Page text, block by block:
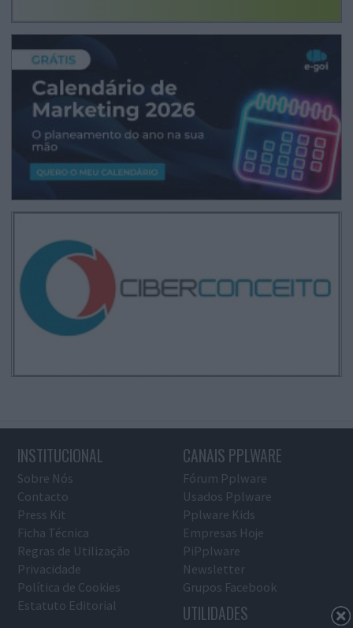
INSTITUCIONAL
Sobre Nós
Contacto
Press Kit
Ficha Técnica
Regras de Utilização
Privacidade
Política de Cookies
Estatuto Editorial
CANAIS PPLWARE
Fórum Pplware
Usados Pplware
Pplware Kids
Empresas Hoje
PiPplware
Newsletter
Grupos Facebook
UTILIDADES